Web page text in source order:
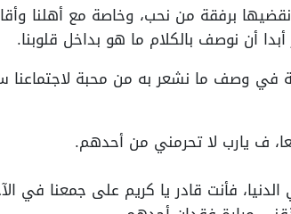
برفقة من نحب، وخاصة مع أهلنا
أن نوصف بالكلام ما هو بداخل قلوبنا.
في وصف ما نشعر به من محبة لاجتماعنا
ف يارب لا تحرمني من أحدهم.
فأنت قادر يا كريم على جمعنا في